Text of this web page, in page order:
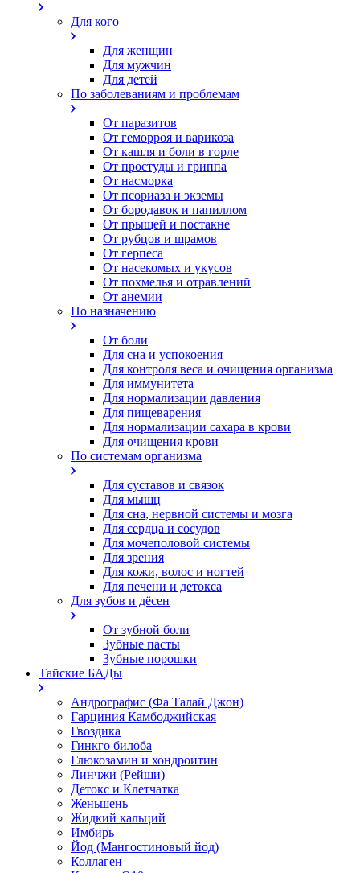
Для кого
Для женщин
Для мужчин
Для детей
По заболеваниям и проблемам
От паразитов
Oт геморроя и варикоза
От кашля и боли в горле
От простуды и гриппа
От насморка
Oт псориаза и экземы
От бородавок и папиллом
От прыщей и постакне
От рубцов и шрамов
От герпеса
От насекомых и укусов
От похмелья и отравлений
От анемии
По назначению
От боли
Для сна и успокоения
Для контроля веса и очищения организма
Для иммунитета
Для нормализации давления
Для пищеварения
Для нормализации сахара в крови
Для очищения крови
По системам организма
Для суставов и связок
Для мышц
Для сна, нервной системы и мозга
Для сердца и сосудов
Для мочеполовой системы
Для зрения
Для кожи, волос и ногтей
Для печени и детокса
Для зубов и дёсен
От зубной боли
Зубные пасты
Зубные порошки
Тайские БАДы
Андрографис (Фа Талай Джон)
Гарциния Камбоджийская
Гвоздика
Гинкго билоба
Глюкозамин и хондроитин
Линчжи (Рейши)
Детокс и Клетчатка
Женьшень
Жидкий кальций
Имбирь
Йод (Мангостиновый йод)
Коллаген